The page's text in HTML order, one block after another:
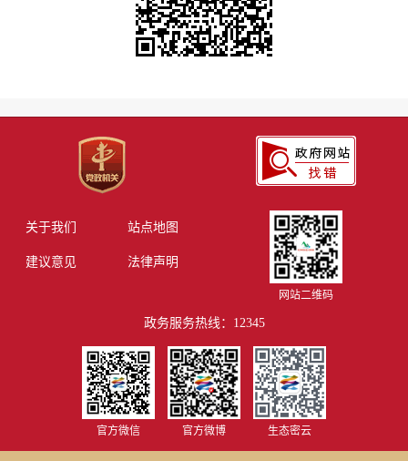
关于我们 站点地图
建议意见 法律声明
网站二维码
政务服务热线：12345
官方微信 官方微博 生态密云